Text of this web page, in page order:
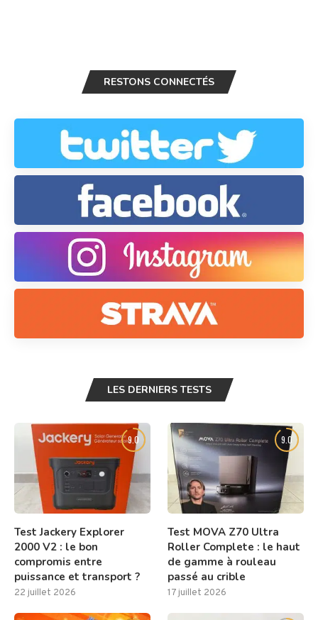
RESTONS CONNECTÉS
LES DERNIERS TESTS
9.0
Test Jackery Explorer
2000 V2 : le bon
compromis entre
puissance et transport ?
22 juillet 2026
9.0
Test MOVA Z70 Ultra
Roller Complete : le haut
de gamme à rouleau
passé au crible
17 juillet 2026